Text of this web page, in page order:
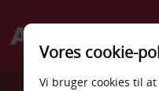
Welcome
Vores cookie-
Vi bruger cookies til